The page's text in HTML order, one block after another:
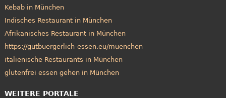
Kebab in München
Indisches Restaurant in München
Afrikanisches Restaurant in München
https://gutbuergerlich-essen.eu/muenchen
italienische Restaurants in München
glutenfrei essen gehen in München
WEITERE PORTALE